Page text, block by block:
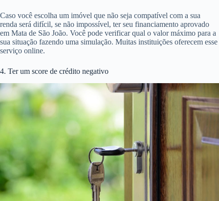
Caso você escolha um imóvel que não seja compatível com a sua
renda será difícil, se não impossível, ter seu financiamento aprovado
em Mata de São João. Você pode verificar qual o valor máximo para a
sua situação fazendo uma simulação. Muitas instituições oferecem esse
serviço online.
4. Ter um score de crédito negativo